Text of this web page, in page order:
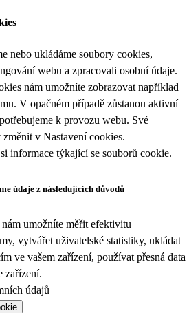
nebo ukládáme soubory cookies,
webu a zpracovali osobní údaje.
nám umožníte zobrazovat například
V opačném případě zůstanou aktivní
k provozu webu. Své
změnit v Nastavení cookies.
informace týkající se souborů cookie.
údaje z následujících důvodů
umožníte měřit efektivitu
vytvářet uživatelské statistiky, ukládat
ve vašem zařízení, používat přesná data
zařízení.
údajů